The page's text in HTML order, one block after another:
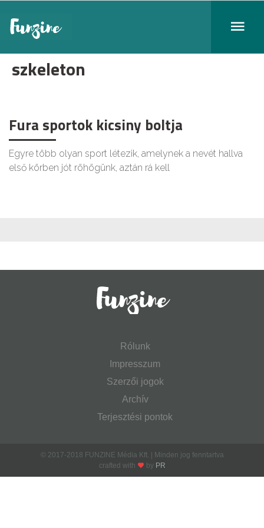
szkeleton
Fura sportok kicsiny boltja
Egyre több olyan sport létezik, amelynek a nevét hallva
első körben jót röhögünk, aztán rá kell
Rólunk
Impresszum
Szerzői jogok
Archív
Terjesztési pontok
© 2017-2018 FUNZINE Média Kft. | Minden jog fenntartva
crafted with
by PR